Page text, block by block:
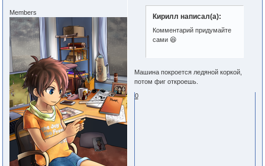
Members Кирилл написал(а):
Комментарий придумайте
сами 😆
Машина покроется ледяной коркой,
потом фиг откроешь.
0